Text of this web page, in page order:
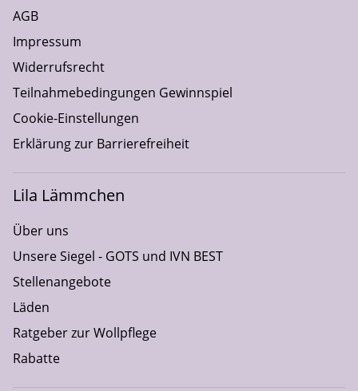
AGB
Impressum
Widerrufsrecht
Teilnahmebedingungen Gewinnspiel
Cookie-Einstellungen
Erklärung zur Barrierefreiheit
Lila Lämmchen
Über uns
Unsere Siegel - GOTS und IVN BEST
Stellenangebote
Läden
Ratgeber zur Wollpflege
Rabatte